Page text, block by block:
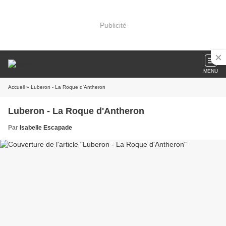
Publicité
MENU
Accueil » Luberon - La Roque d'Antheron
Luberon - La Roque d'Antheron
Par Isabelle Escapade